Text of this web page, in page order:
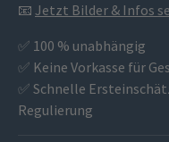
📧 Jetzt Bilder & Infos
✅ 100 % unabhängig
✅ Keine Vorkasse für
✅ Schnelle
Regulierung